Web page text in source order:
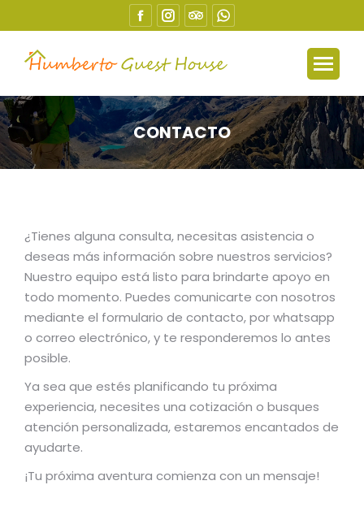
Facebook
opens
new
window
Instagram
opens
new
window
TripAdvisor
opens
new
window
new
window
CONTACTO
Estás aquí:
¿Tienes alguna consulta, necesitas asistencia o
deseas más información sobre nuestros servicios?
Nuestro equipo está listo para brindarte apoyo en
todo momento. Puedes comunicarte con nosotros
mediante el formulario de contacto, por whatsapp
o correo electrónico, y te responderemos lo antes
posible.
Ya sea que estés planificando tu próxima
experiencia, necesites una cotización o busques
atención personalizada, estaremos encantados de
ayudarte.
¡Tu próxima aventura comienza con un mensaje!